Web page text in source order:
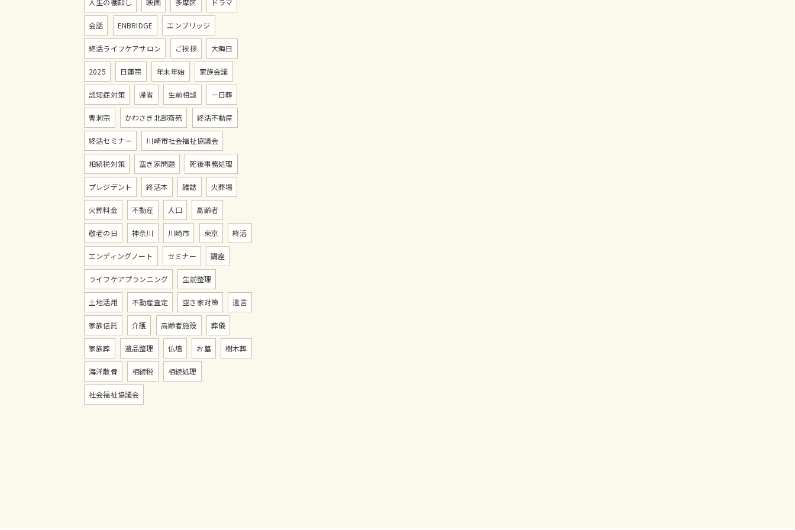
人生の棚卸し 映画 多摩区 ドラマ
会話 ENBRIDGE エンブリッジ
終活ライフケアサロン ご挨拶 大晦日
2025 日蓮宗 年末年始 家族会議
認知症対策 帰省 生前相談 一日葬
曹洞宗 かわさき北部斎苑 終活不動産
終活セミナー 川崎市社会福祉協議会
相続税対策 空き家問題 死後事務処理
プレジデント 終活本 雑誌 火葬場
火葬料金 不動産 人口 高齢者
敬老の日 神奈川 川崎市 東京 終活
エンディングノート セミナー 講座
ライフケアプランニング 生前整理
土地活用 不動産査定 空き家対策 遺言
家族信託 介護 高齢者施設 葬儀
家族葬 遺品整理 仏壇 お墓 樹木葬
海洋散骨 相続税 相続処理
社会福祉協議会